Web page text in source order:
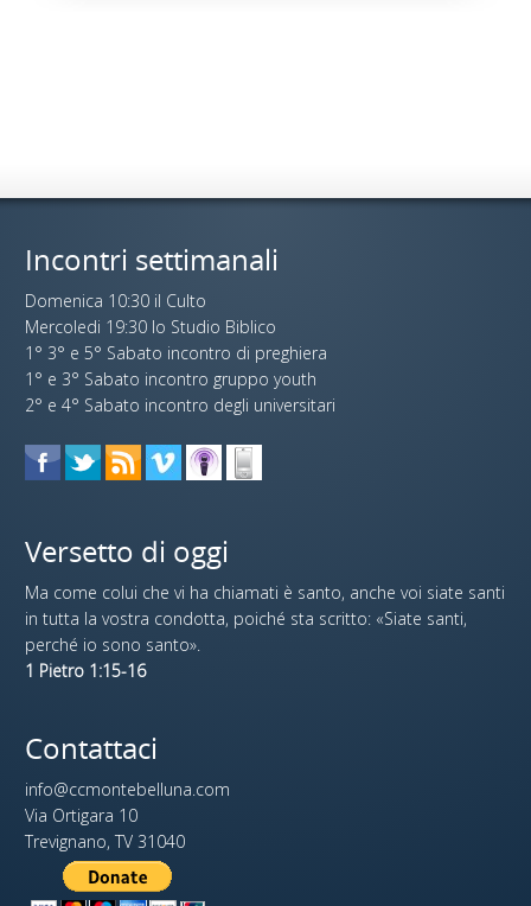
Incontri settimanali
Domenica 10:30 il Culto
Mercoledi 19:30 lo Studio Biblico
1° 3° e 5° Sabato incontro di preghiera
1° e 3° Sabato incontro gruppo youth
2° e 4° Sabato incontro degli universitari
Versetto di oggi
Ma come colui che vi ha chiamati è santo, anche voi siate santi
in tutta la vostra condotta, poiché sta scritto: «Siate santi,
perché io sono santo».
1 Pietro 1:15-16
Contattaci
info@ccmontebelluna.com
Via Ortigara 10
Trevignano, TV 31040